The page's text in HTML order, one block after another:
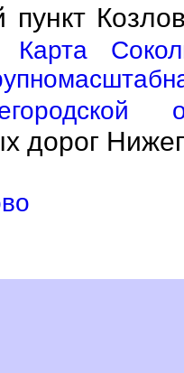
пункт
Карта
дорог